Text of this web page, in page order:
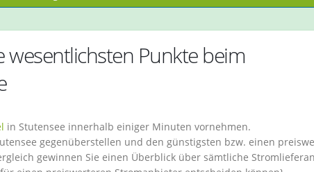
wesentlichsten Punkte beim
in Stutensee innerhalb einiger Minuten vornehmen.
gegenüberstellen und den günstigsten bzw. einen
gewinnen Sie einen Überblick über sämtliche